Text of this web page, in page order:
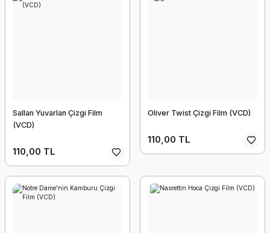
Sallan Yuvarlan Çizgi Film
(VCD)
110,00 TL
Oliver Twist Çizgi Film (VCD)
110,00 TL